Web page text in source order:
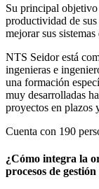
Su principal objetivo
productividad de
mejorar sus
NTS Seidor está
ingenieras e
una formación
muy desarrolladas
proyectos en plazos
Cuenta con 190
¿Cómo integra la
procesos de